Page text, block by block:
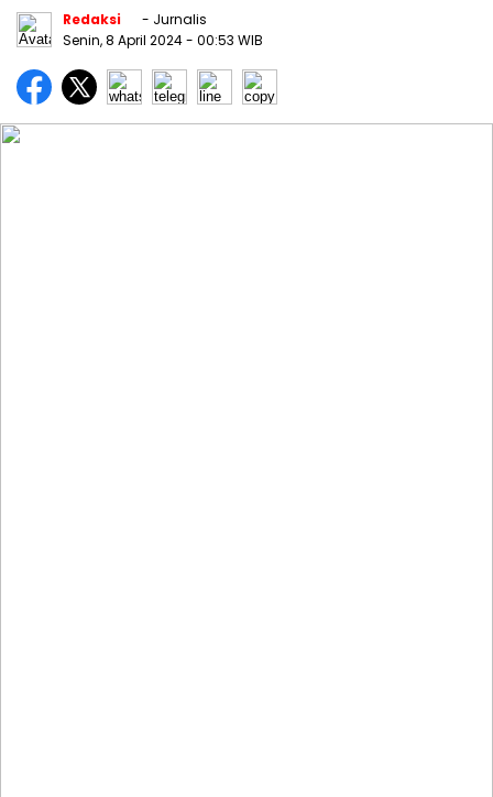
Redaksi
- Jurnalis
Senin, 8 April 2024- 00:53 WIB